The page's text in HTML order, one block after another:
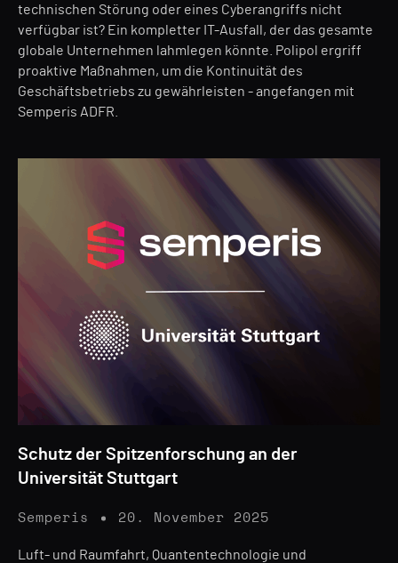
technischen Störung oder eines Cyberangriffs nicht
verfügbar ist? Ein kompletter IT-Ausfall, der das gesamte
globale Unternehmen lahmlegen könnte. Polipol ergriff
proaktive Maßnahmen, um die Kontinuität des
Geschäftsbetriebs zu gewährleisten - angefangen mit
Semperis ADFR.
Schutz der Spitzenforschung an der
Universität Stuttgart
Semperis 20. November 2025
Luft- und Raumfahrt, Quantentechnologie und